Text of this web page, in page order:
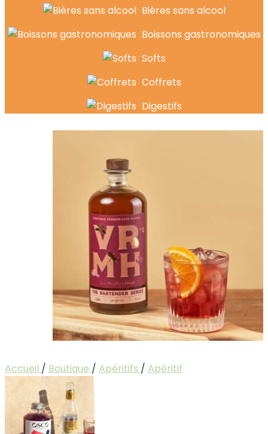
Bières sans alcool
Boissons gastronomiques
Softs
Coffrets
Digestifs
Accueil / Boutique / Apéritifs / Apéritif